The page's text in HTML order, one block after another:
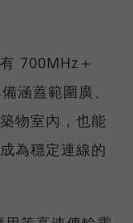
700MHz＋
涵蓋範圍廣、
物室內，也能
為穩定連線的